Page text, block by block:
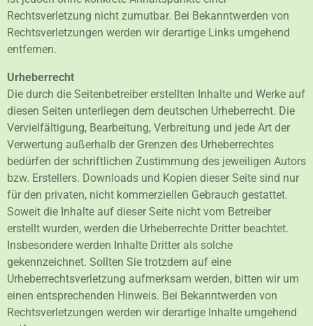
Rechtsverletzung nicht zumutbar. Bei Bekanntwerden von
Rechtsverletzungen werden wir derartige Links umgehend
entfernen.
Urheberrecht
Die durch die Seitenbetreiber erstellten Inhalte und Werke auf
diesen Seiten unterliegen dem deutschen Urheberrecht. Die
Vervielfältigung, Bearbeitung, Verbreitung und jede Art der
Verwertung außerhalb der Grenzen des Urheberrechtes
bedürfen der schriftlichen Zustimmung des jeweiligen Autors
bzw. Erstellers. Downloads und Kopien dieser Seite sind nur
für den privaten, nicht kommerziellen Gebrauch gestattet.
Soweit die Inhalte auf dieser Seite nicht vom Betreiber
erstellt wurden, werden die Urheberrechte Dritter beachtet.
Insbesondere werden Inhalte Dritter als solche
gekennzeichnet. Sollten Sie trotzdem auf eine
Urheberrechtsverletzung aufmerksam werden, bitten wir um
einen entsprechenden Hinweis. Bei Bekanntwerden von
Rechtsverletzungen werden wir derartige Inhalte umgehend